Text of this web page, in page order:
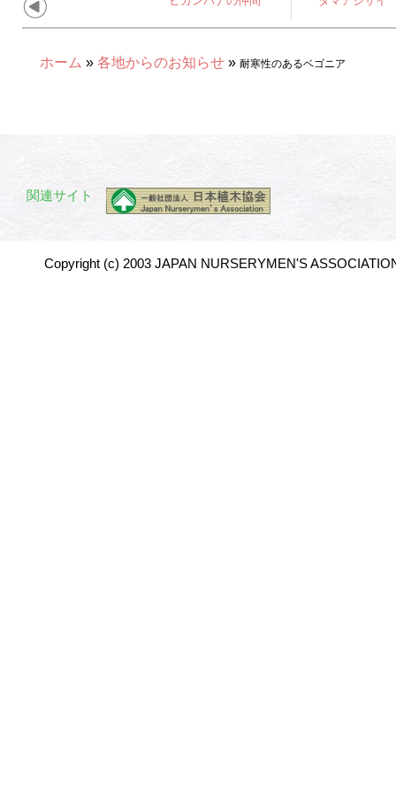
ホーム » 各地からのお知らせ » 耐寒性のあるベゴニア
関連サイト
Copyright (c) 2003 JAPAN NURSERYMEN'S